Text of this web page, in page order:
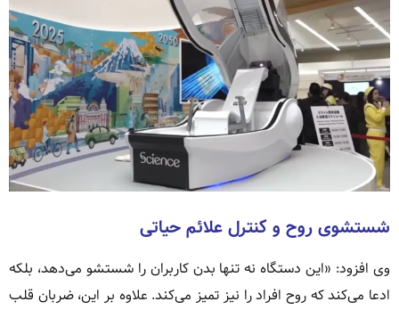
شستشوی روح و کنترل علائم حیاتی
وی افزود: «این دستگاه نه تنها بدن کاربران را شستشو می‌دهد، بلکه
ادعا می‌کند که روح افراد را نیز تمیز می‌کند. علاوه بر این، ضربان قلب